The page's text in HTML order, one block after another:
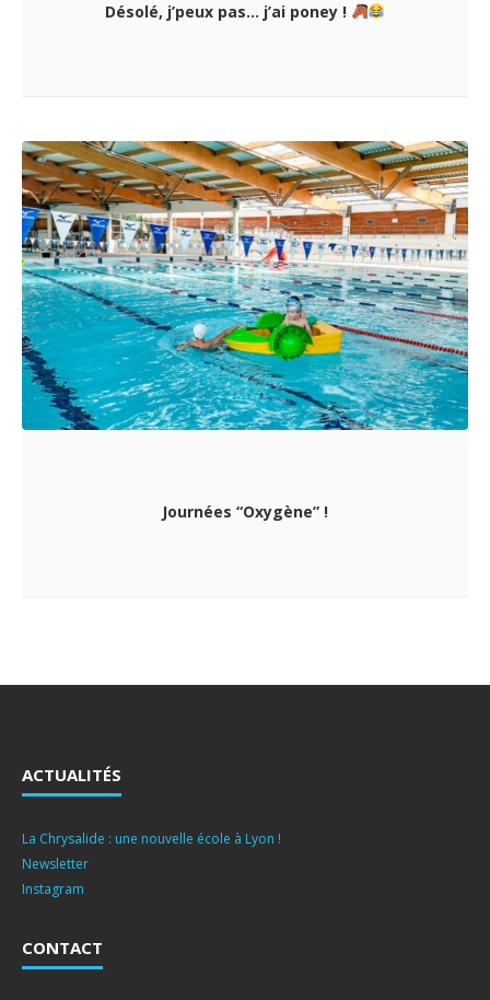
Désolé, j’peux pas… j’ai poney !
Journées “Oxygène” !
ACTUALITÉS
La Chrysalide : une nouvelle école à Lyon !
Newsletter
Instagram
CONTACT